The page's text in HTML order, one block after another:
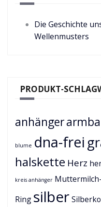
Die Geschichte
Wellenmusters
PRODUKT-
anhänger
blume dna-frei
halskette Herz
kreis anhänger
Ring silber